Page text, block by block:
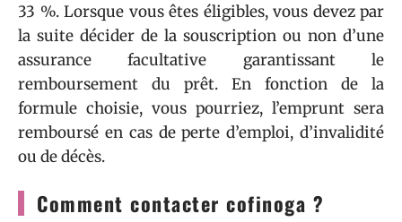
33 %. Lorsque vous êtes éligibles, vous devez par
la suite décider de la souscription ou non d’une
assurance facultative garantissant le
remboursement du prêt. En fonction de la
formule choisie, vous pourriez, l’emprunt sera
remboursé en cas de perte d’emploi, d’invalidité
ou de décès.
Comment contacter cofinoga ?